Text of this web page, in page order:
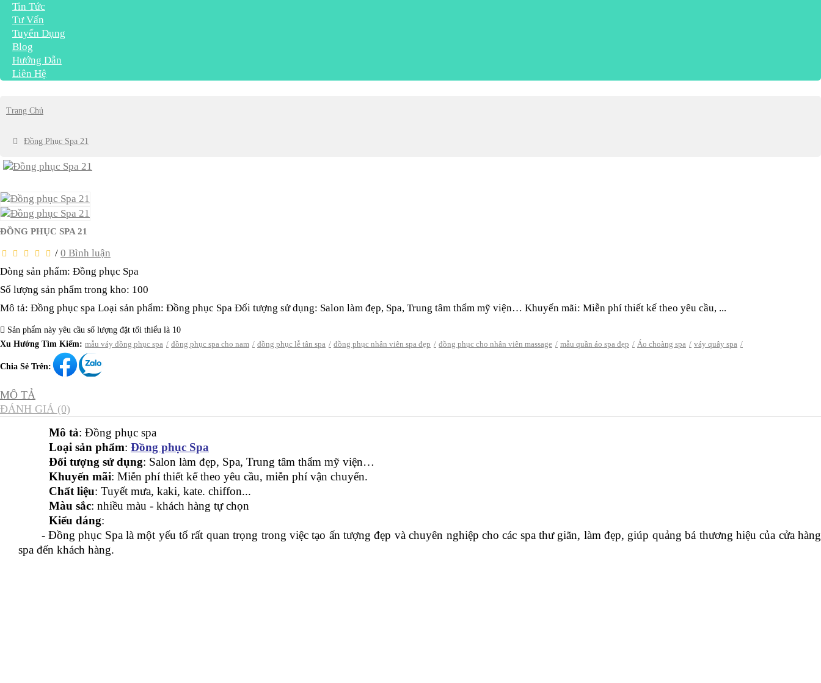
Tin Tức
Tư Vấn
Tuyển Dụng
Blog
Hướng Dẫn
Liên Hệ
Trang Chủ
Đồng Phục Spa 21
ĐỒNG PHỤC SPA 21
/ 0 Bình luận
Dòng sản phẩm: Đồng phục Spa
Số lượng sản phẩm trong kho: 100
Mô tả: Đồng phục spa Loại sản phẩm: Đồng phục Spa Đối tượng sử dụng: Salon làm đẹp, Spa, Trung tâm thẩm mỹ viện… Khuyến mãi: Miễn phí thiết kế theo yêu cầu, ...
Sản phẩm này yêu cầu số lượng đặt tối thiểu là 10
Xu Hướng Tìm Kiếm: mẫu váy đồng phục spa đồng phục spa cho nam đồng phục lễ tân spa đồng phục nhân viên spa đẹp đồng phục cho nhân viên massage mẫu quần áo spa đẹp Áo choàng spa váy quây spa
Chia Sẻ Trên:
MÔ TẢ
ĐÁNH GIÁ (0)
Mô tả: Đồng phục spa
Loại sản phẩm: Đồng phục Spa
Đối tượng sử dụng: Salon làm đẹp, Spa, Trung tâm thẩm mỹ viện…
Khuyến mãi: Miễn phí thiết kế theo yêu cầu, miễn phí vận chuyển.
Chất liệu: Tuyết mưa, kaki, kate. chiffon...
Màu sắc: nhiều màu - khách hàng tự chọn
Kiểu dáng:
- Đồng phục Spa là một yếu tố rất quan trọng trong việc tạo ấn tượng đẹp và chuyên nghiệp cho các spa thư giãn, làm đẹp, giúp quảng bá thương hiệu của cửa hàng
spa đến khách hàng.